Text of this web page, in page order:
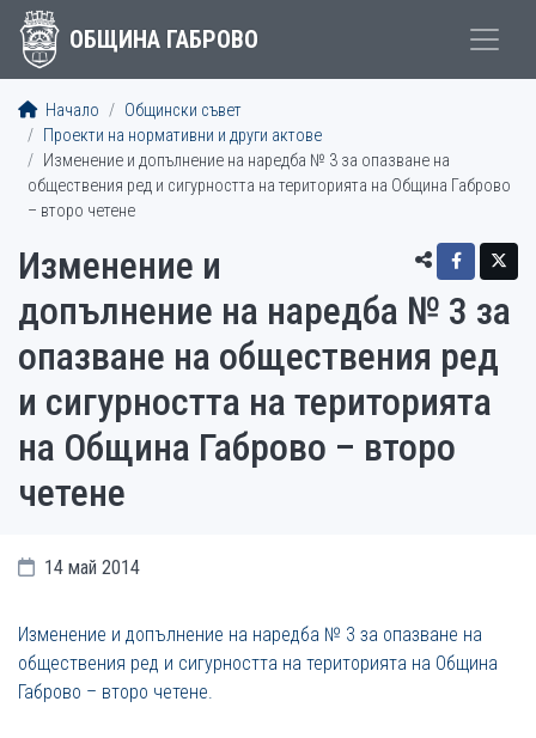
ОБЩИНА ГАБРОВО
Начало
Общински съвет
Проекти на нормативни и други актове
Изменение и допълнение на наредба № 3 за опазване на
обществения ред и сигурността на територията на Община Габрово
– второ четене
Изменение и
допълнение на наредба № 3 за
опазване на обществения ред
и сигурността на територията
на Община Габрово – второ
четене
14 май 2014
Изменение и допълнение на наредба № 3 за опазване на
обществения ред и сигурността на територията на Община
Габрово – второ четене.